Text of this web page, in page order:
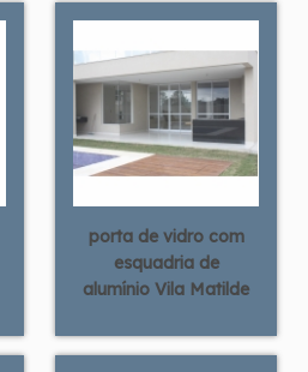
porta de vidro com
esquadria de
alumínio Vila Matilde